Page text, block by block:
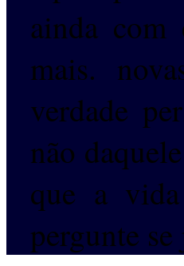
ainda com
mais.
verdade
não
que a
pergunte